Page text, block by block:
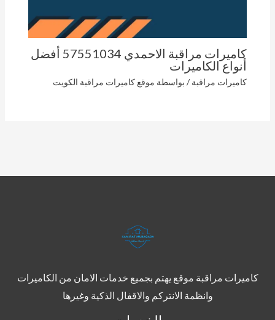
كاميرات مراقبة الاحمدي 57551034 أفضل
أنواع الكاميرات
كاميرات مراقبة / بواسطة موقع كاميرات مراقبة الكويت
كاميرات مراقبة موقع يهتم بجميع خدمات الامان من الكاميرات
وانظمة الانتركم والاقفال الذكية وغيرها